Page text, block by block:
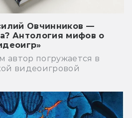
Овчинников —
Антология мифов о
автор погружается в
видеоигровой